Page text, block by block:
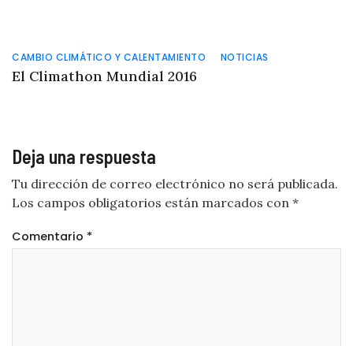
CAMBIO CLIMÁTICO Y CALENTAMIENTO NOTICIAS
El Climathon Mundial 2016
Deja una respuesta
Tu dirección de correo electrónico no será publicada.
Los campos obligatorios están marcados con *
Comentario *